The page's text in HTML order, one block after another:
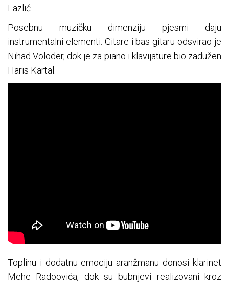
Fazlić.
Posebnu muzičku dimenziju pjesmi daju
instrumentalni elementi. Gitare i bas gitaru odsvirao je
Nihad Voloder, dok je za piano i klavijature bio zadužen
Haris Kartal.
Toplinu i dodatnu emociju aranžmanu donosi klarinet
Mehe Radoovića, dok su bubnjevi realizovani kroz